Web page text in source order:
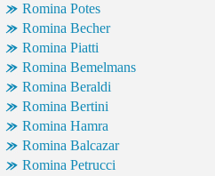
Romina Potes
Romina Becher
Romina Piatti
Romina Bemelmans
Romina Beraldi
Romina Bertini
Romina Hamra
Romina Balcazar
Romina Petrucci